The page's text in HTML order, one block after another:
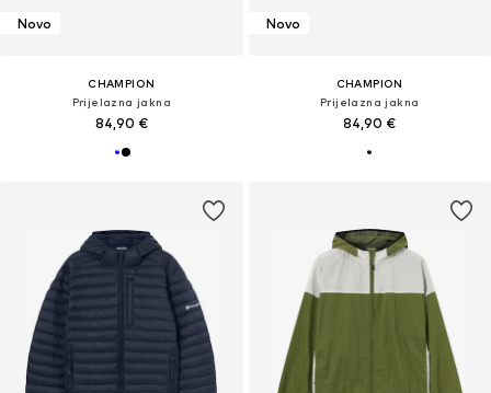
Novo
CHAMPION
Prijelazna jakna
84,90 €
Novo
CHAMPION
Prijelazna jakna
84,90 €